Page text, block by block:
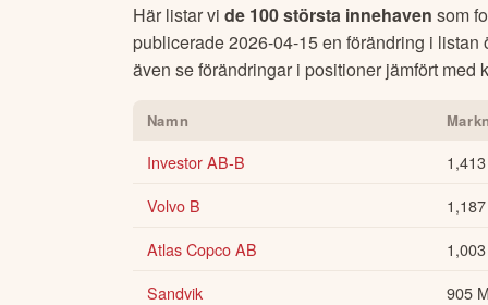
Här listar vi de 100 största innehaven som
publicerade2026-04-15en förändring i listan
även se förändringar i positioner jämfört med
Namn
Investor AB-B
Volvo B
Atlas Copco AB
Sandvik
905